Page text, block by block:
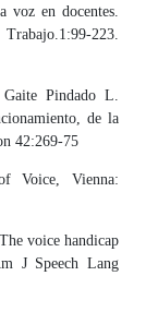
voz en docentes.
223.
Pindado L.
de la
42:269-75
Voice, Vienna:
voice handicap
J Speech Lang